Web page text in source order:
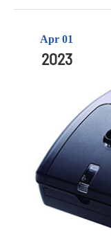
Apr 01
2023